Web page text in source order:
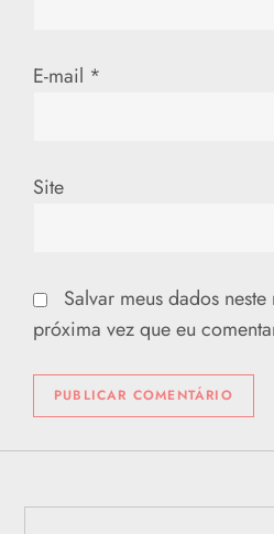
E-mail *
Site
Salvar meus dados
próxima vez que eu